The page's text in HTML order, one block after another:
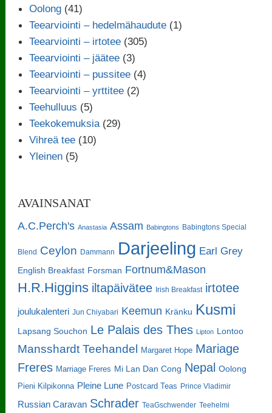
Oolong (41)
Teearviointi – hedelmähaudute (1)
Teearviointi – irtotee (305)
Teearviointi – jäätee (3)
Teearviointi – pussitee (4)
Teearviointi – yrttitee (2)
Teehulluus (5)
Teekokemuksia(29)
Vihreä tee (10)
Yleinen (5)
AVAINSANAT
A.C.Perch's Anastasia Assam Babingtons Babingtons Special
Blend Ceylon Dammann Darjeeling Earl Grey
English Breakfast Forsman Fortnum&Mason
H.R.Higgins iltapäivätee Irish Breakfast irtotee
joulukalenteri Jun Chiyabari Keemun Kränku Kusmi
Lapsang Souchon Le Palais des Thes Lipton Lontoo
Mansshardt Teehandel Margaret Hope Mariage
Freres Marriage Freres Mi Lan Dan Cong Nepal Oolong
Pieni Kilpikonna Pleine Lune Postcard Teas Prince Vladimir
Russian Caravan Schrader TeaGschwender Teehelmi